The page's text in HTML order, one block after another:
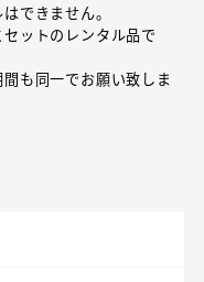
できません。
ットのレンタル品で
も同一でお願い致しま